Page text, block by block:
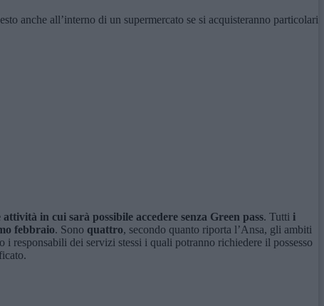
anche all’interno di un supermercato se si acquisteranno particolari
in cui sarà possibile accedere senza Green pass. Tutti i
febbraio. Sono quattro, secondo quanto riporta l’Ansa, gli ambiti
responsabili dei servizi stessi i quali potranno richiedere il possesso